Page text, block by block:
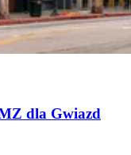
dla Gwiazd